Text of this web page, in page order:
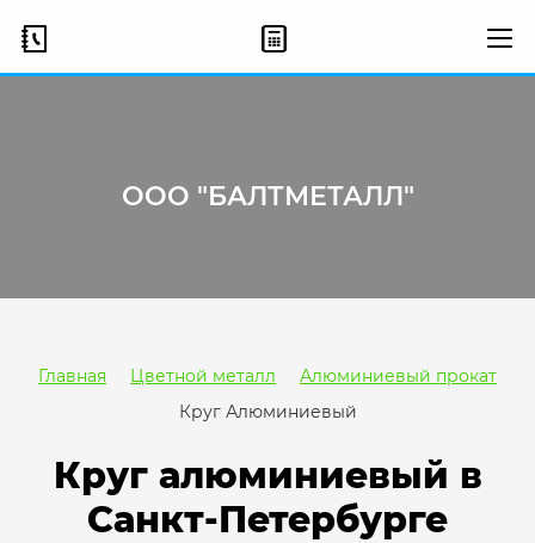
ООО "БАЛТМЕТАЛЛ"
Главная Цветной металл
Алюминиевый прокат
Круг Алюминиевый
Круг алюминиевый в
Санкт-Петербурге